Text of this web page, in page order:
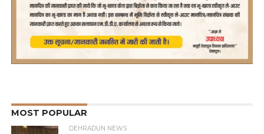
MOST POPULAR
DEHRADUN NEWS